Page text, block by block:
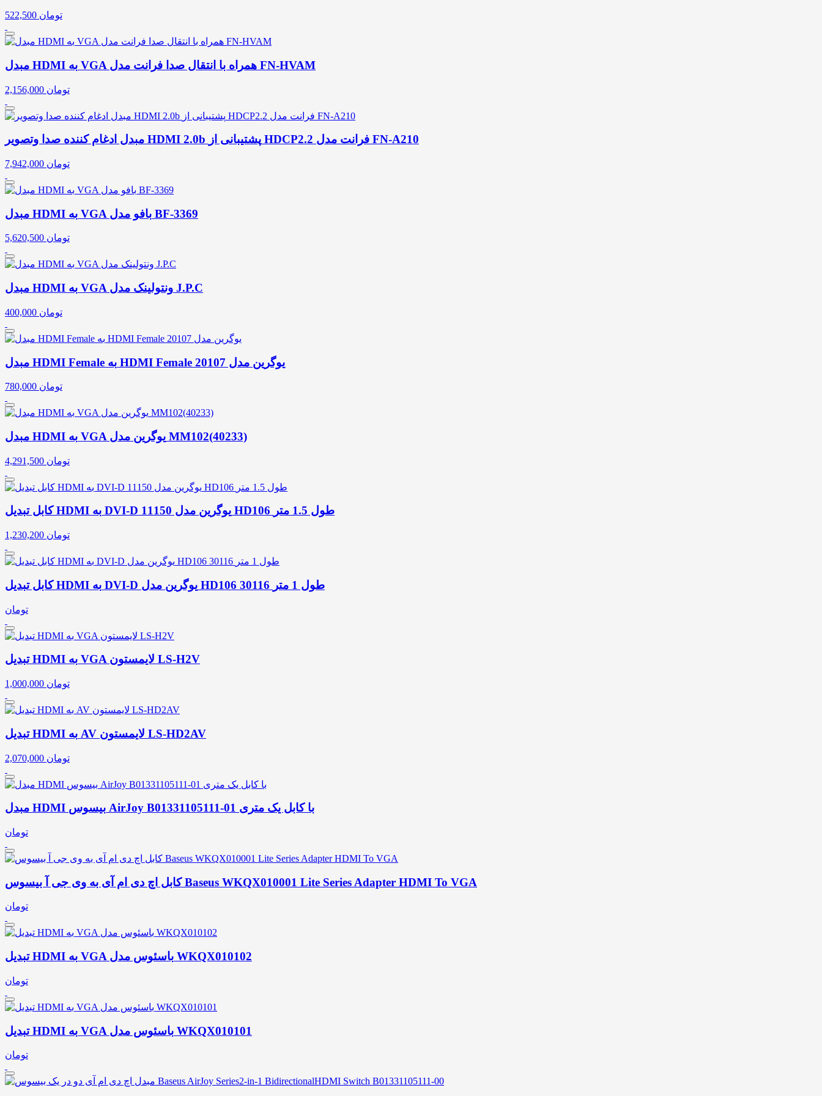
522,500 تومان
مبدل HDMI به VGA همراه با انتقال صدا فرانت مدل FN-HVAM
2,156,000 تومان
مبدل ادغام کننده صدا وتصویر HDMI 2.0b پشتیبانی از HDCP2.2 فرانت مدل FN-A210
7,942,000 تومان
مبدل HDMI به VGA بافو مدل BF-3369
5,620,500 تومان
مبدل HDMI به VGA ونتولینک مدل J.P.C
400,000 تومان
مبدل HDMI Female به HDMI Female یوگرین مدل 20107
780,000 تومان
مبدل HDMI به VGA یوگرین مدل MM102(40233)
4,291,500 تومان
کابل تبدیل HDMI به DVI-D یوگرین مدل 11150 HD106 طول 1.5 متر
1,230,200 تومان
کابل تبدیل HDMI به DVI-D یوگرین مدل HD106 30116 طول 1 متر
تومان
تبدیل HDMI به VGA لایمستون LS-H2V
1,000,000 تومان
تبدیل HDMI به AV لایمستون LS-HD2AV
2,070,000 تومان
مبدل HDMI بیسوس AirJoy B01331105111-01 با کابل یک متری
تومان
کابل اچ دی ام آی به وی جی آ بیسوس Baseus WKQX010001 Lite Series Adapter HDMI To VGA
تومان
تبدیل HDMI به VGA باسئوس مدل WKQX010102
تومان
تبدیل HDMI به VGA باسئوس مدل WKQX010101
تومان